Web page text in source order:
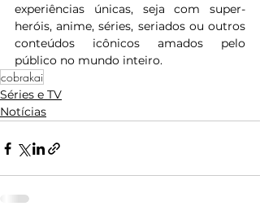
experiências únicas, seja com super-
heróis, anime, séries, seriados ou outros
conteúdos icônicos amados pelo
público no mundo inteiro.
cobrakai
Séries e TV
Notícias